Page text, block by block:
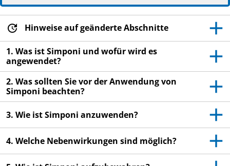
Wenn Sie weitere Fragen haben, wenden Sie sich
an Ihren Arzt, Apotheker oder das medizinische
Fachpersonal.
Dieses Arzneimittel wurde Ihnen persönlich
verschrieben. Geben Sie es nicht an Dritte weiter.
Es kann anderen Menschen schaden, auch wenn
diese die gleichen Beschwerden haben wie Sie.
Wenn Sie Nebenwirkungen bemerken, wenden Sie
sich an Ihren Arzt, Apotheker oder das
medizinische Fachpersonal. Dies gilt auch für
Nebenwirkungen, die nicht in dieser
Packungsbeilage angegeben sind. Siehe Abschnitt
Hinweise auf geänderte Abschnitte
1. Was ist Simponi und wofür wird es
angewendet?
2. Was sollten Sie vor der Anwendung von
Simponi beachten?
3. Wie ist Simponi anzuwenden?
4. Welche Nebenwirkungen sind möglich?